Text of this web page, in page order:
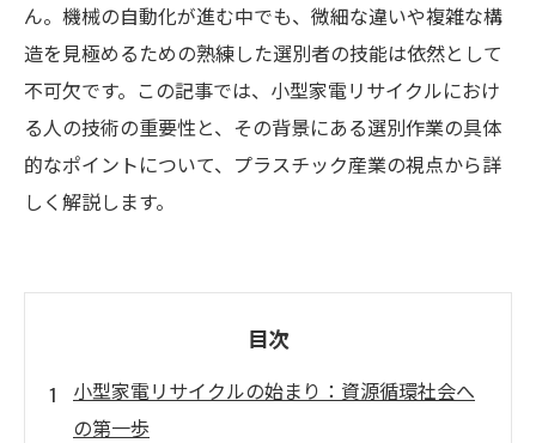
ん。機械の自動化が進む中でも、微細な違いや複雑な構
造を見極めるための熟練した選別者の技能は依然として
不可欠です。この記事では、小型家電リサイクルにおけ
る人の技術の重要性と、その背景にある選別作業の具体
的なポイントについて、プラスチック産業の視点から詳
しく解説します。
目次
小型家電リサイクルの始まり：資源循環社会へ
の第一歩